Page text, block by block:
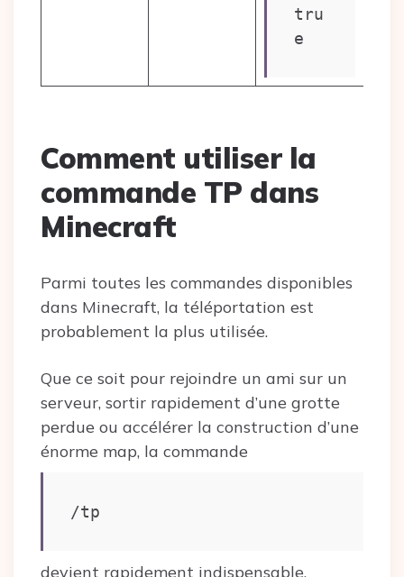
tru
e
Comment utiliser la
commande TP dans
Minecraft
Parmi toutes les commandes disponibles
dans Minecraft, la téléportation est
probablement la plus utilisée.
Que ce soit pour rejoindre un ami sur un
serveur, sortir rapidement d’une grotte
perdue ou accélérer la construction d’une
énorme map, la commande
/tp
devient rapidement indispensable.